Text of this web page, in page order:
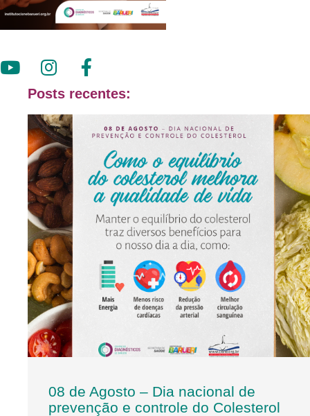
Posts recentes:
08 de Agosto – Dia nacional de
prevenção e controle do Colesterol